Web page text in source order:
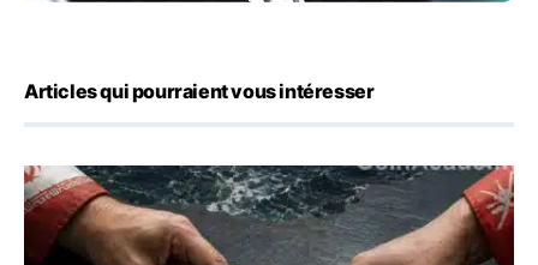
Articles qui pourraient vous intéresser
Ormuz : l’Iran annonce un accord avec Oman sur une